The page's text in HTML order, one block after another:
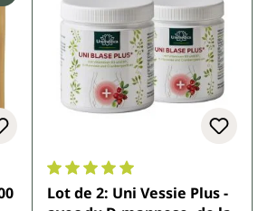
étoilesNote moyenne de 5 sur 5 étoiles
Lot de 2: Uni Vessie Plus -